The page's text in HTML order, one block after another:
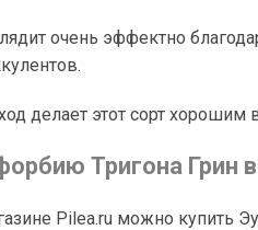
очень эффектно
делает этот сорт
Тригона Грин
Pilea.ru можно купить